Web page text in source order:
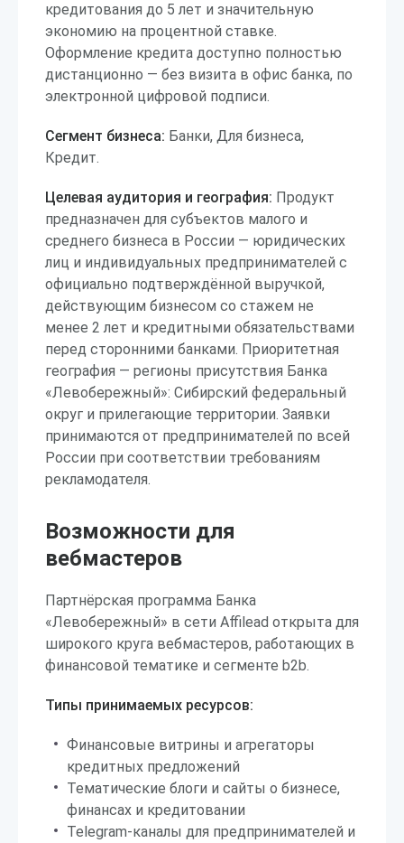
кредитования до 5 лет и значительную
экономию на процентной ставке.
Оформление кредита доступно полностью
дистанционно — без визита в офис банка, по
электронной цифровой подписи.
Сегмент бизнеса: Банки, Для бизнеса,
Кредит.
Целевая аудитория и география: Продукт
предназначен для субъектов малого и
среднего бизнеса в России — юридических
лиц и индивидуальных предпринимателей с
официально подтверждённой выручкой,
действующим бизнесом со стажем не
менее 2 лет и кредитными обязательствами
перед сторонними банками. Приоритетная
география — регионы присутствия Банка
«Левобережный»: Сибирский федеральный
округ и прилегающие территории. Заявки
принимаются от предпринимателей по всей
России при соответствии требованиям
рекламодателя.
Возможности для
вебмастеров
Партнёрская программа Банка
«Левобережный» в сети Affilead открыта для
широкого круга вебмастеров, работающих в
финансовой тематике и сегменте b2b.
Типы принимаемых ресурсов:
Финансовые витрины и агрегаторы
кредитных предложений
Тематические блоги и сайты о бизнесе,
финансах и кредитовании
Telegram-каналы для предпринимателей и